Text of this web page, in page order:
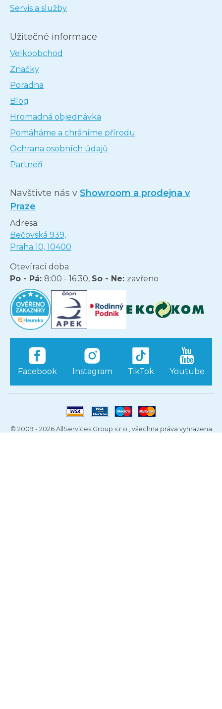
Servis a služby
Užitečné informace
Velkoobchod
Značky
Poradna
Blog
Hromadná objednávka
Pomáháme a chráníme přírodu
Ochrana osobních údajů
Partneři
Navštivte nás v Showroom a prodejna v
Praze
Adresa:
Bečovská 939,
Praha 10, 10400
Otevírací doba
Po - Pá: 8:00 - 16:30, So - Ne: zavřeno
Facebook Instagram TikTok Youtube
© 2009 - 2026 AllServices Group s.r.o., všechna práva vyhrazena